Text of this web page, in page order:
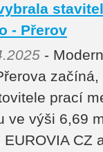
- Přerov
-
prací
ve výši 6,69
EUROVIA